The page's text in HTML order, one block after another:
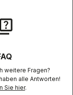
weitere Fragen?
alle Antworten!
Sie hier.